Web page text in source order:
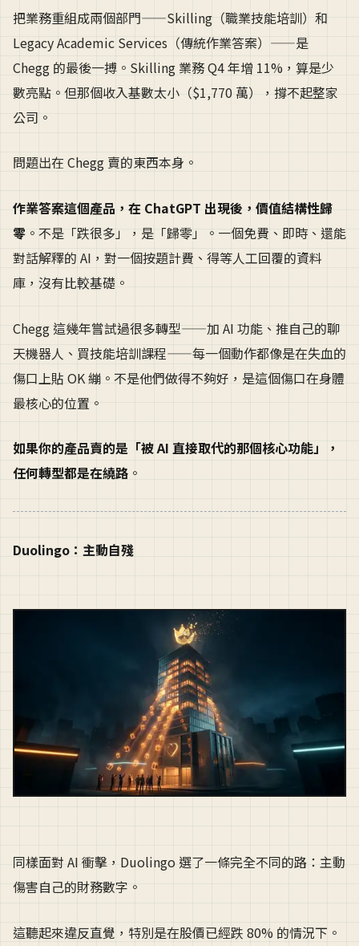
把業務重組成兩個部門——Skilling（職業技能培訓）和
Legacy Academic Services（傳統作業答案）——是
Chegg 的最後一搏。Skilling 業務 Q4 年增 11%，算是少
數亮點。但那個收入基數太小（$1,770 萬），撐不起整家
公司。
問題出在 Chegg 賣的東西本身。
作業答案這個產品，在 ChatGPT 出現後，價值結構性歸
零 。不是「跌很多」，是「歸零」。一個免費、即時、還能
對話解釋的 AI，對一個按題計費、得等人工回覆的資料
庫，沒有比較基礎。
Chegg 這幾年嘗試過很多轉型——加 AI 功能、推自己的聊
天機器人、買技能培訓課程——每一個動作都像是在失血的
傷口上貼 OK 繃。不是他們做得不夠好，是這個傷口在身體
最核心的位置。
如果你的產品賣的是「被 AI 直接取代的那個核心功能」，
任何轉型都是在繞路 。
Duolingo：主動自殘
同樣面對 AI 衝擊，Duolingo 選了一條完全不同的路：主動
傷害自己的財務數字。
這聽起來違反直覺，特別是在股價已經跌 80% 的情況下。